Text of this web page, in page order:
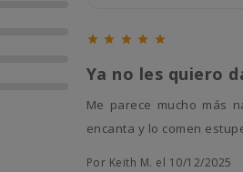
    
Ya no les quiero
Me parece mucho más natural y sano darles este tipo de comida, para mi merece la pena y además a ellos les
encanta y lo comen
Por Keith M. el 10/12/2025